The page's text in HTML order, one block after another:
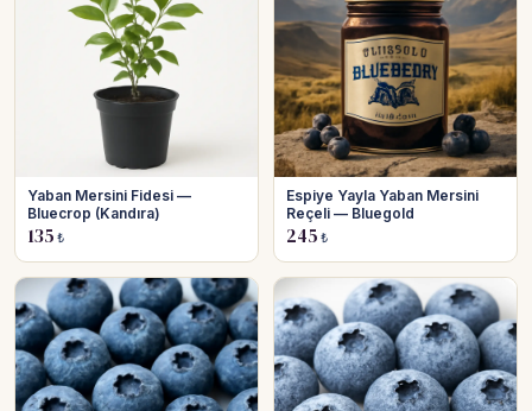
Yaban Mersini Fidesi —
Bluecrop (Kandıra)
135 ₺
Espiye Yayla Yaban Mersini
Reçeli — Bluegold
245 ₺